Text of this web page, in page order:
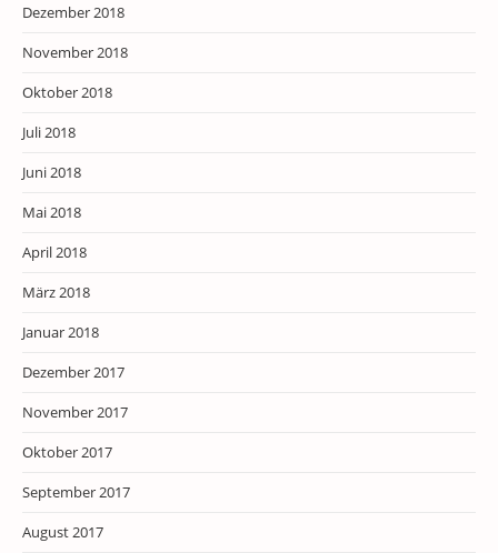
Dezember 2018
November 2018
Oktober 2018
Juli 2018
Juni 2018
Mai 2018
April 2018
März 2018
Januar 2018
Dezember 2017
November 2017
Oktober 2017
September 2017
August 2017